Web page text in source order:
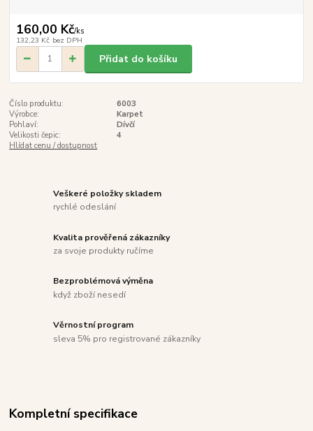
160,00 Kč/ks
132,23 Kč bez DPH
Přidat do košíku
Číslo produktu:
6003
Výrobce:
Karpet
Pohlaví:
Dívčí
Velikosti čepic:
4
Hlídat cenu / dostupnost
Veškeré položky skladem
rychlé odeslání
Kvalita prověřená zákazníky
za svoje produkty ručíme
Bezproblémová výměna
když zboží nesedí
Věrnostní program
sleva 5% pro registrované zákazníky
Kompletní specifikace